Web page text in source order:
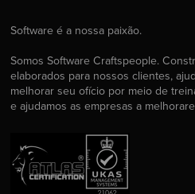
Software é a nossa paixão.
Somos Software Craftspeople.
elaborados para nossos clientes,
melhorar seu ofício por meio de
e ajudamos as empresas a